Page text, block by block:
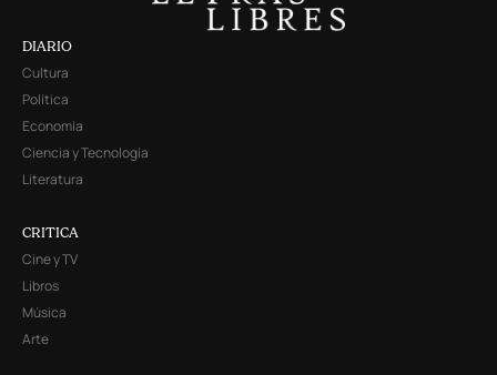
DIARIO
Cultura
Política
Economía
Ciencia y Tecnología
Literatura
CRITICA
Cine y TV
Libros
Música
Arte